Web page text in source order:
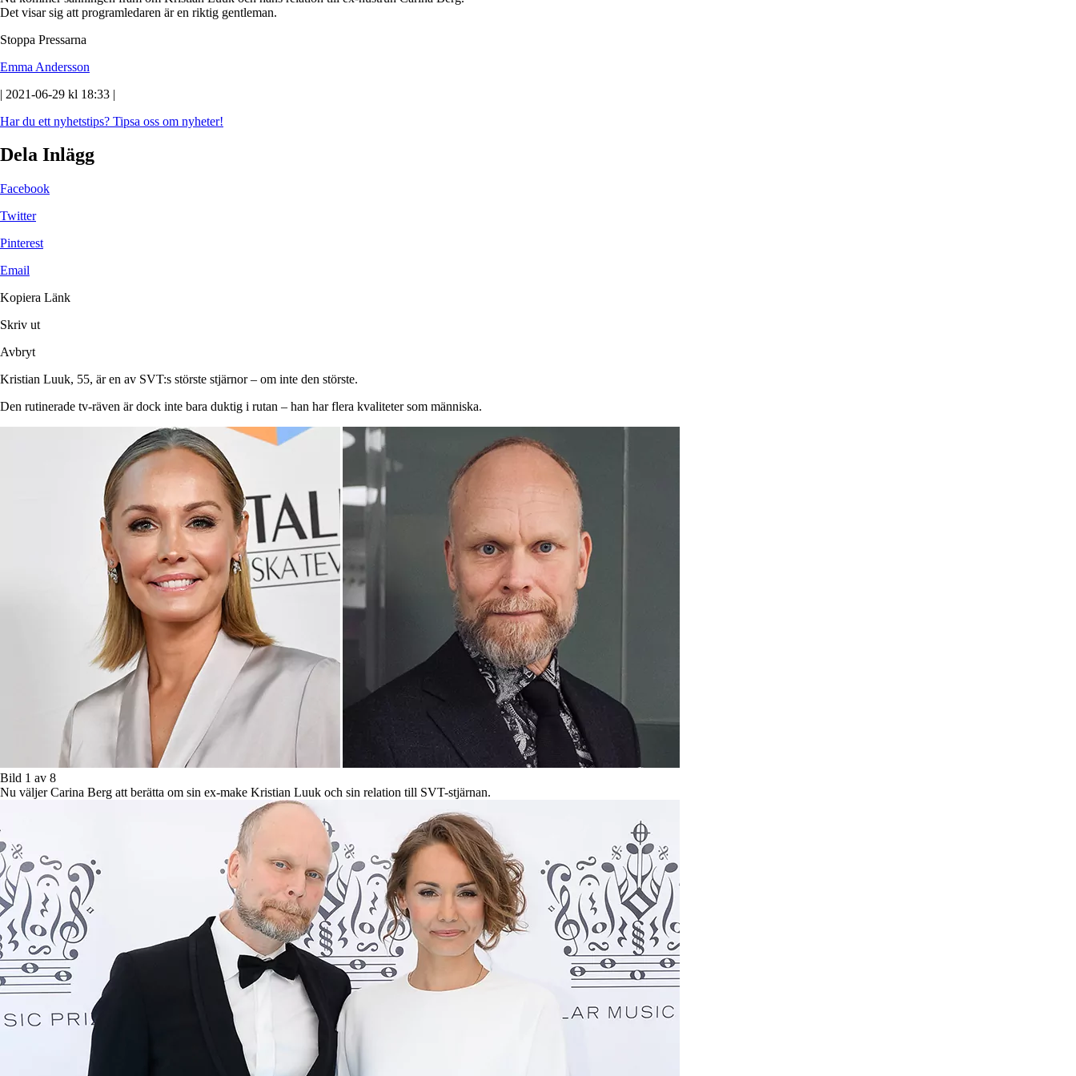
Det visar sig att programledaren är en riktig gentleman.
Stoppa Pressarna
Emma Andersson
| 2021-06-29 kl 18:33 |
Har du ett nyhetstips? Tipsa oss om nyheter!
Dela Inlägg
Facebook
Twitter
Pinterest
Email
Kopiera Länk
Skriv ut
Avbryt
Kristian Luuk, 55, är en av SVT:s störste stjärnor – om inte den störste.
Den rutinerade tv-räven är dock inte bara duktig i rutan – han har flera kvaliteter som människa.
Bild 1 av 8
Nu väljer Carina Berg att berätta om sin ex-make Kristian Luuk och sin relation till SVT-stjärnan.